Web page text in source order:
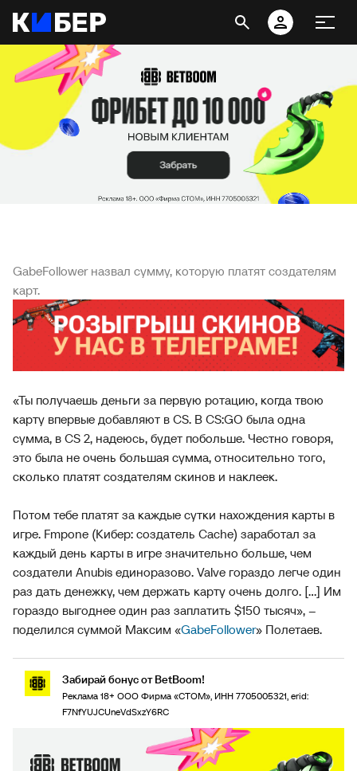
GabeFollower назвал сумму, которую платят создателям
карт.
«Ты получаешь деньги за первую ротацию, когда твою
карту впервые добавляют в CS. В CS:GO была одна
сумма, в CS 2, надеюсь, будет побольше. Честно говоря,
это была не очень большая сумма, относительно того,
сколько платят создателям скинов и наклеек.
Потом тебе платят за каждые сутки нахождения карты в
игре. Fmpone (Кибер: создатель Cache) заработал за
каждый день карты в игре значительно больше, чем
создатели Anubis единоразово. Valve гораздо легче один
раз дать денежку, чем держать карту очень долго. [...] Им
гораздо выгоднее один раз заплатить $150 тысяч», –
поделился суммой Максим «GabeFollower» Полетаев.
Забирай бонус от BetBoom!
Реклама 18+ ООО Фирма «СТОМ», ИНН 7705005321, erid:
F7NfYUJCUneVdSxzY6RC